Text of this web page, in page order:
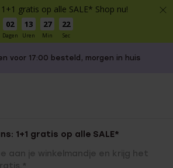
gratis op alle SALE* Shop nu!
02
Dagen
13
Uren
27
Min
21
Sec
voor 17:00 besteld, morgen in huis
1+1 gratis op alle SALE*
aan je winkelmandje en krijg het
*